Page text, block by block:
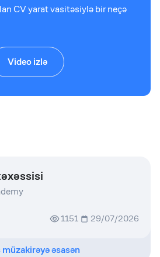
CV yarat vasitəsiylə bir neçə
Video izlə
1151 29/07/2026
müzakirəyə əsasən